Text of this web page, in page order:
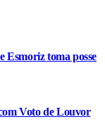
Esmoriz toma posse
Voto de Louvor